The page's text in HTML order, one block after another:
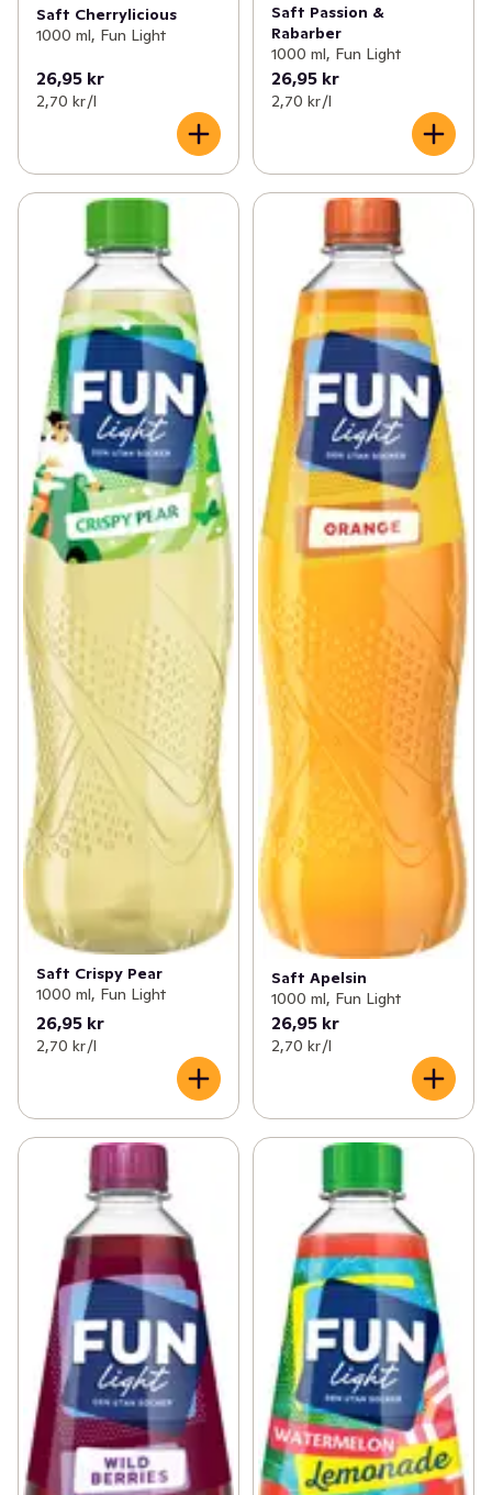
Saft Cherrylicious
1000 ml, Fun Light
26,95 kr
2,70 kr /l
Saft Passion &
Rabarber
1000 ml, Fun Light
26,95 kr
2,70 kr /l
Saft Crispy Pear
1000 ml, Fun Light
26,95 kr
2,70 kr /l
Saft Apelsin
1000 ml, Fun Light
26,95 kr
2,70 kr /l